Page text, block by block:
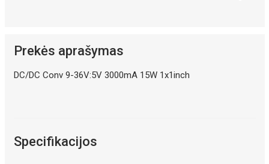
Prekės aprašymas
DC/DC Conv 9-36V:5V 3000mA 15W 1x1inch
Specifikacijos